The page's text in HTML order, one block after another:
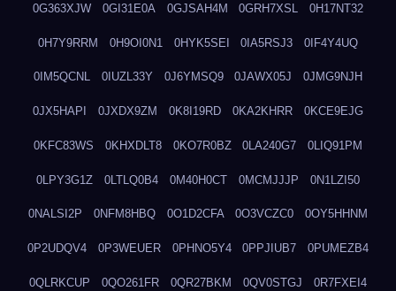
0G363XJW 0GI31E0A 0GJSAH4M 0GRH7XSL 0H17NT32
0H7Y9RRM 0H9OI0N1 0HYK5SEI 0IA5RSJ3 0IF4Y4UQ
0IM5QCNL 0IUZL33Y 0J6YMSQ9 0JAWX05J 0JMG9NJH
0JX5HAPI 0JXDX9ZM 0K8I19RD 0KA2KHRR 0KCE9EJG
0KFC83WS 0KHXDLT8 0KO7R0BZ 0LA240G7 0LIQ91PM
0LPY3G1Z 0LTLQ0B4 0M40H0CT 0MCMJJJP 0N1LZI50
0NALSI2P 0NFM8HBQ 0O1D2CFA 0O3VCZC0 0OY5HHNM
0P2UDQV4 0P3WEUER 0PHNO5Y4 0PPJIUB7 0PUMEZB4
0QLRKCUP 0QO261FR 0QR27BKM 0QV0STGJ 0R7FXEI4